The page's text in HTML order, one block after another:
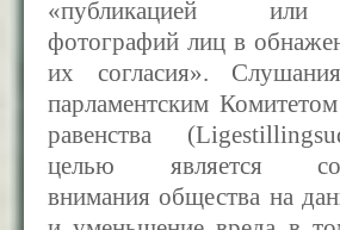
«публикацией или
фотографий лиц в
их согласия».
парламентским
равенства
целью является
внимания общества на